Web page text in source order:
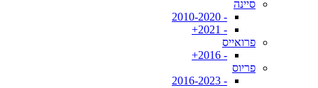
סיינה
- 2010-2020
- 2021+
פרואייס
- 2016+
פריוס
- 2016-2023